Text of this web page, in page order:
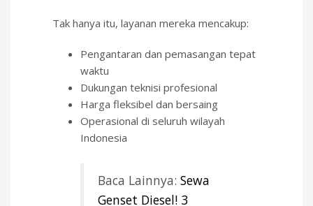
Tak hanya itu, layanan mereka mencakup:
Pengantaran dan pemasangan tepat
waktu
Dukungan teknisi profesional
Harga fleksibel dan bersaing
Operasional di seluruh wilayah
Indonesia
Baca Lainnya: Sewa
Genset Diesel! 3